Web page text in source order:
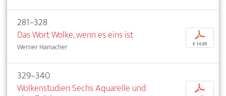
281–328
Das Wort Wolke, wenn es eins ist
Werner Hamacher
p
€ 14,95
329–340
Wolkenstudien Sechs Aquarelle und
p